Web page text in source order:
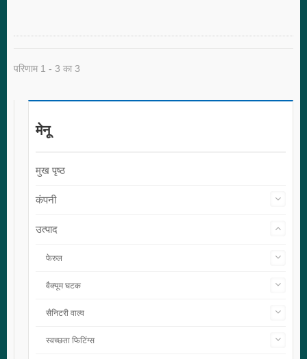
परिणाम 1 - 3 का 3
मेनू
मुख पृष्ठ
कंपनी
उत्पाद
फेरुल
वैक्यूम घटक
सैनिटरी वाल्व
स्वच्छता फिटिंग्स